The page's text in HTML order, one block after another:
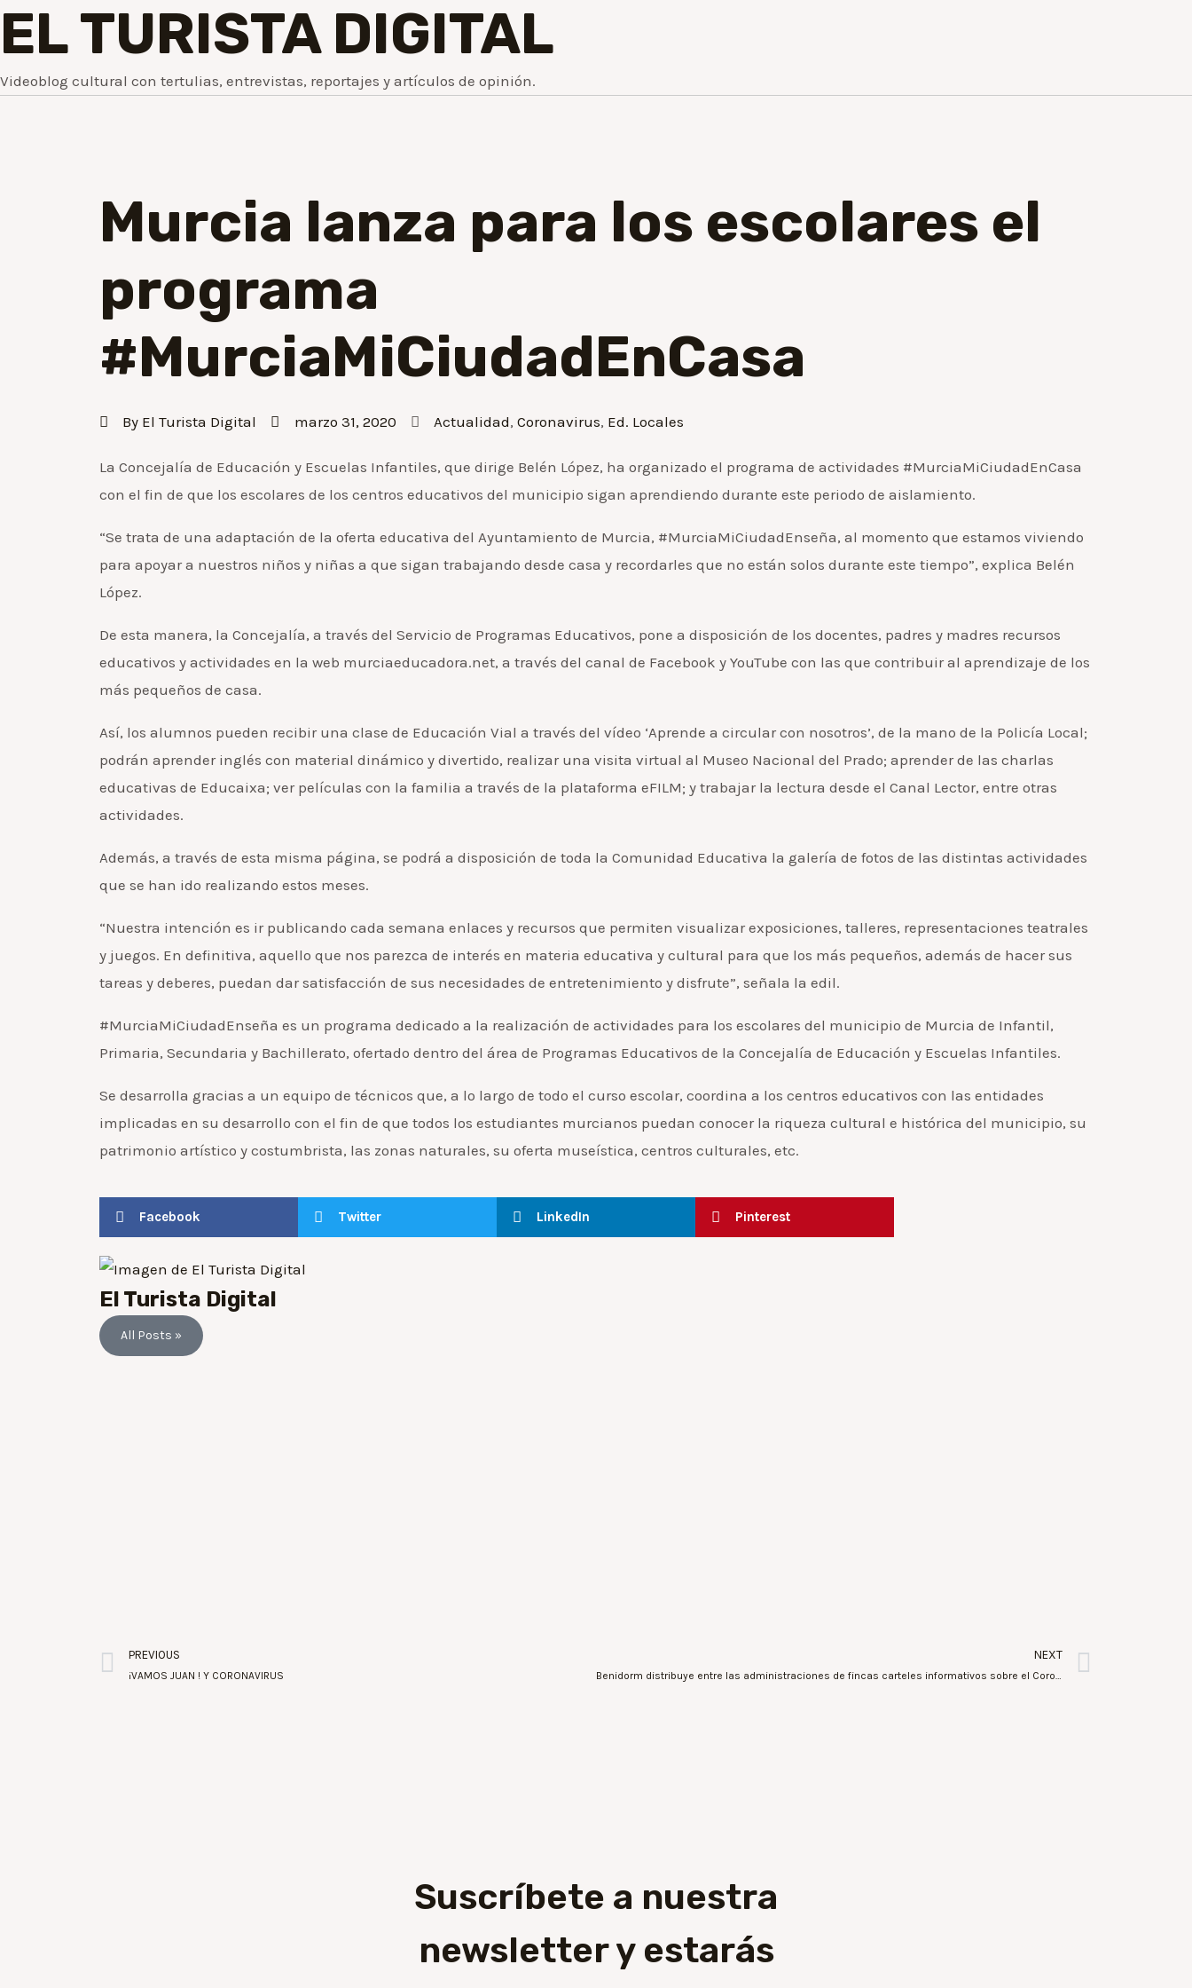
EL TURISTA DIGITAL
Videoblog cultural con tertulias, entrevistas, reportajes y artículos de opinión.
Murcia lanza para los escolares el
programa
#MurciaMiCiudadEnCasa
By El Turista Digital marzo 31, 2020 Actualidad, Coronavirus, Ed. Locales
La Concejalía de Educación y Escuelas Infantiles, que dirige Belén López, ha organizado el programa de actividades #MurciaMiCiudadEnCasa
con el fin de que los escolares de los centros educativos del municipio sigan aprendiendo durante este periodo de aislamiento.
“Se trata de una adaptación de la oferta educativa del Ayuntamiento de Murcia, #MurciaMiCiudadEnseña, al momento que estamos viviendo
para apoyar a nuestros niños y niñas a que sigan trabajando desde casa y recordarles que no están solos durante este tiempo”, explica Belén
López.
De esta manera, la Concejalía, a través del Servicio de Programas Educativos, pone a disposición de los docentes, padres y madres recursos
educativos y actividades en la web murciaeducadora.net, a través del canal de Facebook y YouTube con las que contribuir al aprendizaje de los
más pequeños de casa.
Así, los alumnos pueden recibir una clase de Educación Vial a través del vídeo ‘Aprende a circular con nosotros’, de la mano de la Policía Local;
podrán aprender inglés con material dinámico y divertido, realizar una visita virtual al Museo Nacional del Prado; aprender de las charlas
educativas de Educaixa; ver películas con la familia a través de la plataforma eFILM; y trabajar la lectura desde el Canal Lector, entre otras
actividades.
Además, a través de esta misma página, se podrá a disposición de toda la Comunidad Educativa la galería de fotos de las distintas actividades
que se han ido realizando estos meses.
“Nuestra intención es ir publicando cada semana enlaces y recursos que permiten visualizar exposiciones, talleres, representaciones teatrales
y juegos. En definitiva, aquello que nos parezca de interés en materia educativa y cultural para que los más pequeños, además de hacer sus
tareas y deberes, puedan dar satisfacción de sus necesidades de entretenimiento y disfrute”, señala la edil.
#MurciaMiCiudadEnseña es un programa dedicado a la realización de actividades para los escolares del municipio de Murcia de Infantil,
Primaria, Secundaria y Bachillerato, ofertado dentro del área de Programas Educativos de la Concejalía de Educación y Escuelas Infantiles.
Se desarrolla gracias a un equipo de técnicos que, a lo largo de todo el curso escolar, coordina a los centros educativos con las entidades
implicadas en su desarrollo con el fin de que todos los estudiantes murcianos puedan conocer la riqueza cultural e histórica del municipio, su
patrimonio artístico y costumbrista, las zonas naturales, su oferta museística, centros culturales, etc.
Facebook Twitter LinkedIn Pinterest
El Turista Digital
All Posts »
PREVIOUS
¡VAMOS JUAN ! Y CORONAVIRUS
NEXT
Benidorm distribuye entre las administraciones de fincas carteles informativos sobre el Coronavirus
Suscríbete a nuestra
newsletter y estarás